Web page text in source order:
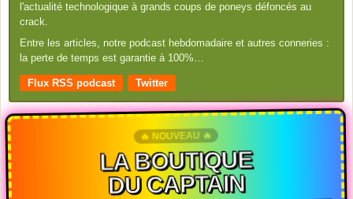
l'actualité technologique à grands coups de poneys défoncés au
crack.
Entre les articles, notre podcast hebdomadaire et autres conneries :
la perte de temps est garantie à 100%…
Flux RSS podcast Twitter
🔥 NOUVEAU 🔥
LA BOUTIQUE
DU CAPTAIN